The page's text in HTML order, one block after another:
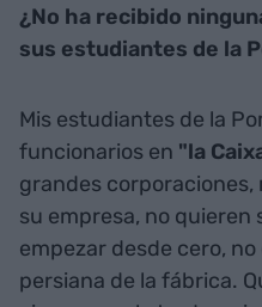
¿No ha recibido
sus estudiantes de la
Mis estudiantes de la
funcionarios en "la
grandes corporaciones,
su empresa, no quieren
empezar desde cero,
persiana de la fábrica.